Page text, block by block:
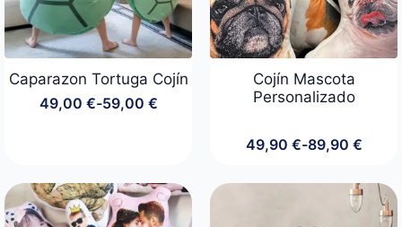
Caparazon Tortuga Cojín
49,00 €-59,00 €
Rango
49,00 €
hasta
59,00 €
Cojín Mascota
Personalizado
49,90 €-89,90 €
Rango
precios: